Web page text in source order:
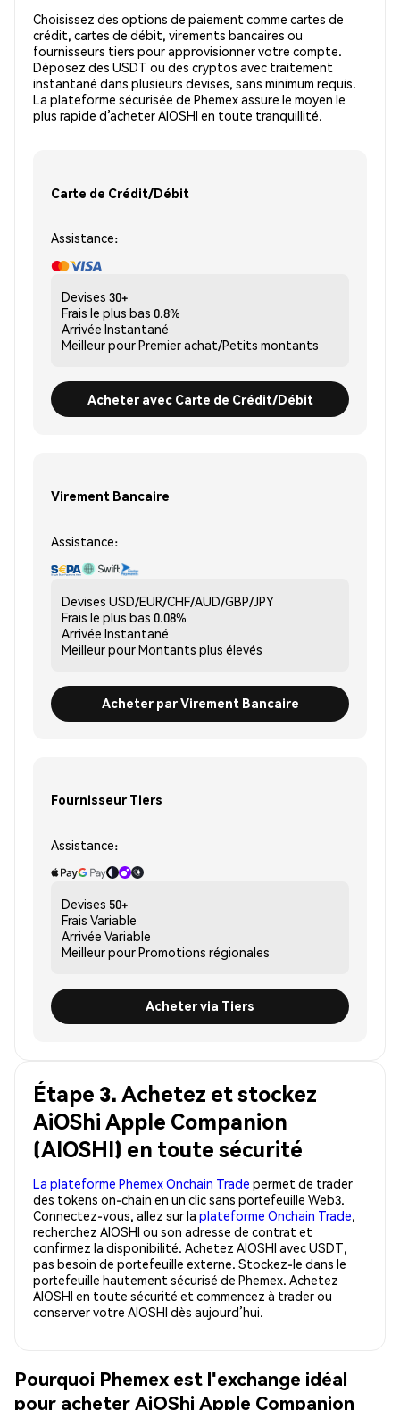
Choisissez des options de paiement comme cartes de
crédit, cartes de débit, virements bancaires ou
fournisseurs tiers pour approvisionner votre compte.
Déposez des USDT ou des cryptos avec traitement
instantané dans plusieurs devises, sans minimum requis.
La plateforme sécurisée de Phemex assure le moyen le
plus rapide d’acheter AIOSHI en toute tranquillité.
Carte de Crédit/Débit
Assistance:
Devises 30+
Frais le plus bas 0.8%
Arrivée Instantané
Meilleur pourPremier achat/Petits montants
Acheter avec Carte de Crédit/Débit
Virement Bancaire
Assistance:
Devises USD/EUR/CHF/AUD/GBP/JPY
Frais le plus bas 0.08%
Arrivée Instantané
Meilleur pourMontants plus élevés
Acheter par Virement Bancaire
Fournisseur Tiers
Assistance:
Devises 50+
Frais Variable
Arrivée Variable
Meilleur pourPromotions régionales
Acheter via Tiers
Étape 3. Achetez et stockez
AiOShi Apple Companion
(AIOSHI) en toute sécurité
La plateforme Phemex Onchain Trade permet de trader
des tokens on-chain en un clic sans portefeuille Web3.
Connectez-vous, allez sur la plateforme Onchain Trade,
recherchez AIOSHI ou son adresse de contrat et
confirmez la disponibilité. Achetez AIOSHI avec USDT,
pas besoin de portefeuille externe. Stockez-le dans le
portefeuille hautement sécurisé de Phemex. Achetez
AIOSHI en toute sécurité et commencez à trader ou
conserver votre AIOSHI dès aujourd’hui.
Pourquoi Phemex est l'exchange idéal
pour acheter AiOShi Apple Companion